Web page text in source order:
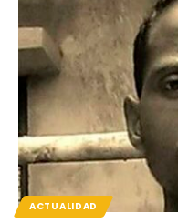
ACTUALIDAD